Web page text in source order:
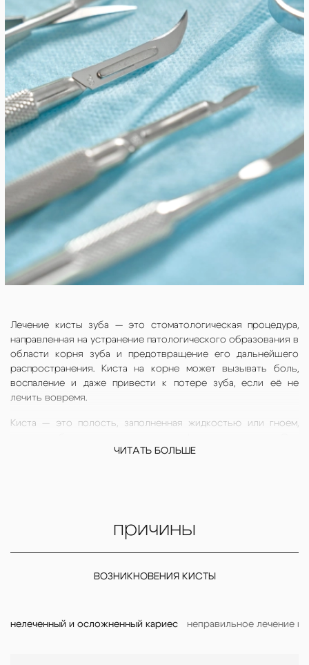
Лечение кисты зуба — это стоматологическая процедура,
направленная на устранение патологического образования в
области корня зуба и предотвращение его дальнейшего
распространения. Киста на корне может вызывать боль,
воспаление и даже привести к потере зуба, если её не
лечить вовремя.
Киста — это полость, заполненная жидкостью или гноем,
может развиваться медленно и долгое время не вызывать
зуба и избежать осложнений. Если вас беспокоит зубная
быстрого устранения проблемы.
консультацию по всем интересующим вопросам,
ЧИТАТЬ БОЛЬШЕ
причины
ВОЗНИКНОВЕНИЯ КИСТЫ
нелеченный и осложненный кариес неправильное лечение